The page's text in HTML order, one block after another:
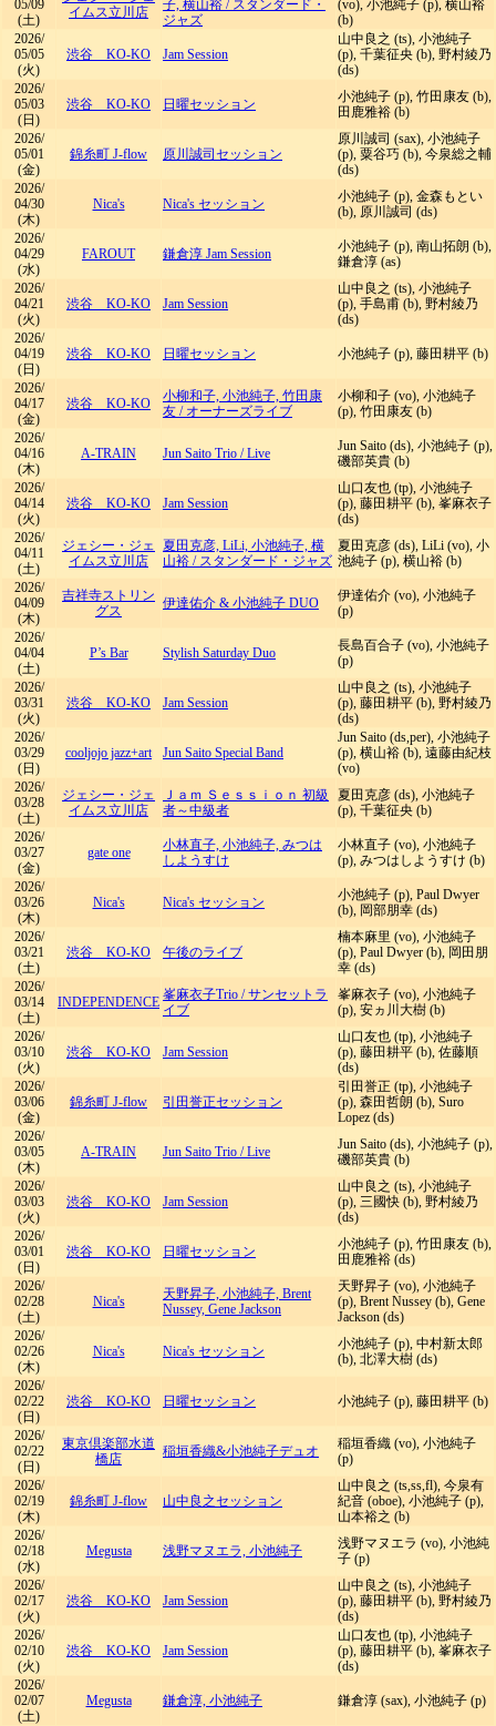
05/09
(土)
イムス立川店
子, 横山裕 / スタンダード・
ジャズ
(vo), 小池純子 (p), 横山裕
(b)
2026/
05/05
(火)
渋谷 KO-KO Jam Session
山中良之 (ts), 小池純子
(p), 千葉征央 (b), 野村綾乃
(ds)
2026/
05/03
(日)
渋谷 KO-KO 日曜セッション
小池純子 (p), 竹田康友 (b),
田鹿雅裕 (b)
2026/
05/01
(金)
錦糸町 J-flow 原川誠司セッション
原川誠司 (sax), 小池純子
(p), 粟谷巧 (b), 今泉総之輔
(ds)
2026/
04/30
(木)
Nica's Nica's セッション
小池純子 (p), 金森もとい
(b), 原川誠司 (ds)
2026/
04/29
(水)
FAROUT 鎌倉淳 Jam Session
小池純子 (p), 南山拓朗 (b),
鎌倉淳 (as)
2026/
04/21
(火)
渋谷 KO-KO Jam Session
山中良之 (ts), 小池純子
(p), 手島甫 (b), 野村綾乃
(ds)
2026/
04/19
(日)
渋谷 KO-KO 日曜セッション 小池純子 (p), 藤田耕平 (b)
2026/
04/17
(金)
渋谷 KO-KO
小柳和子, 小池純子, 竹田康
友 / オーナーズライブ
小柳和子 (vo), 小池純子
(p), 竹田康友 (b)
2026/
04/16
(木)
A-TRAIN Jun Saito Trio /Live
Jun Saito (ds), 小池純子 (p),
磯部英貴 (b)
2026/
04/14
(火)
渋谷 KO-KO Jam Session
山口友也 (tp), 小池純子
(p), 藤田耕平 (b), 峯麻衣子
(ds)
2026/
04/11
(土)
ジェシー・ジェ
イムス立川店
夏田克彦, LiLi, 小池純子, 横
山裕 / スタンダード・ジャズ
夏田克彦 (ds), LiLi (vo), 小
池純子 (p), 横山裕 (b)
2026/
04/09
(木)
吉祥寺ストリン
グス
伊達佑介 & 小池純子 DUO
伊達佑介 (vo), 小池純子
(p)
2026/
04/04
(土)
P’s Bar Stylish Saturday Duo
長島百合子 (vo), 小池純子
(p)
2026/
03/31
(火)
渋谷 KO-KO Jam Session
山中良之 (ts), 小池純子
(p), 藤田耕平 (b), 野村綾乃
(ds)
2026/
03/29
(日)
cooljojo jazz+art Jun Saito Special Band
Jun Saito (ds,per), 小池純子
(p), 横山裕 (b), 遠藤由紀枝
(vo)
2026/
03/28
(土)
ジェシー・ジェ
イムス立川店
Ｊａｍ Ｓｅｓｓｉｏｎ 初級
者～中級者
夏田克彦 (ds), 小池純子
(p), 千葉征央 (b)
2026/
03/27
(金)
gate one
小林直子, 小池純子, みつは
しようすけ
小林直子 (vo), 小池純子
(p), みつはしようすけ (b)
2026/
03/26
(木)
Nica's Nica's セッション
小池純子 (p), Paul Dwyer
(b), 岡部朋幸 (ds)
2026/
03/21
(土)
渋谷 KO-KO 午後のライブ
楠本麻里 (vo), 小池純子
(p), Paul Dwyer (b), 岡田朋
幸 (ds)
2026/
03/14
(土)
INDEPENDENCE 峯麻衣子Trio /サンセットラ
イブ
峯麻衣子 (vo), 小池純子
(p), 安ヵ川大樹 (b)
2026/
03/10
(火)
渋谷 KO-KO Jam Session
山口友也 (tp), 小池純子
(p), 藤田耕平 (b), 佐藤順
(ds)
2026/
03/06
(金)
錦糸町 J-flow 引田誉正セッション
引田誉正 (tp), 小池純子
(p), 森田哲朗 (b), Suro
Lopez (ds)
2026/
03/05
(木)
A-TRAIN Jun Saito Trio /Live
Jun Saito (ds), 小池純子 (p),
磯部英貴 (b)
2026/
03/03
(火)
渋谷 KO-KO Jam Session
山中良之 (ts), 小池純子
(p), 三國快 (b), 野村綾乃
(ds)
2026/
03/01
(日)
渋谷 KO-KO 日曜セッション
小池純子 (p), 竹田康友 (b),
田鹿雅裕 (ds)
2026/
02/28
(土)
Nica's
天野昇子, 小池純子, Brent
Nussey, Gene Jackson
天野昇子 (vo), 小池純子
(p), Brent Nussey (b), Gene
Jackson (ds)
2026/
02/26
(木)
Nica's Nica's セッション
小池純子 (p), 中村新太郎
(b), 北澤大樹 (ds)
2026/
02/22
(日)
渋谷 KO-KO 日曜セッション 小池純子 (p), 藤田耕平 (b)
2026/
02/22
(日)
東京倶楽部水道
橋店
稲垣香織&小池純子デュオ
稲垣香織 (vo), 小池純子
(p)
2026/
02/19
(木)
錦糸町 J-flow 山中良之セッション
山中良之 (ts,ss,fl), 今泉有
紀音 (oboe), 小池純子 (p),
山本裕之 (b)
2026/
02/18
(水)
Megusta 浅野マヌエラ, 小池純子
浅野マヌエラ (vo), 小池純
子 (p)
2026/
02/17
(火)
渋谷 KO-KO Jam Session
山中良之 (ts), 小池純子
(p), 藤田耕平 (b), 野村綾乃
(ds)
2026/
02/10
(火)
渋谷 KO-KO Jam Session
山口友也 (tp), 小池純子
(p), 藤田耕平 (b), 峯麻衣子
(ds)
2026/
02/07
(土)
Megusta 鎌倉淳, 小池純子 鎌倉淳 (sax), 小池純子 (p)